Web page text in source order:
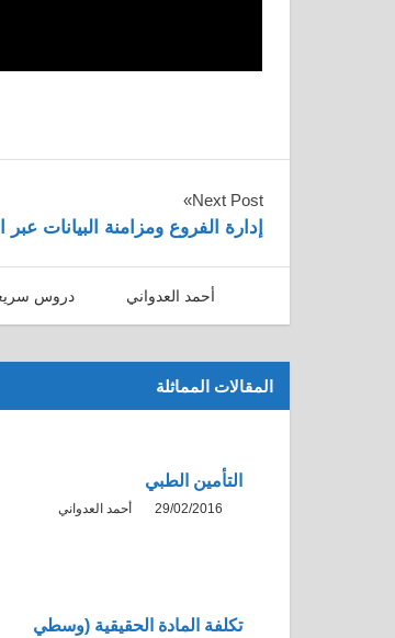
تصفّح
المقالات
Next Post
إدارة الفروع ومزامنة البيانات عبر
18/01/2017
أحمد العدواني دروس
المقالات المماثلة
التأمين الطبي
29/02/2016 أحمد العدواني
تكلفة المادة الحقيقية (وسطي